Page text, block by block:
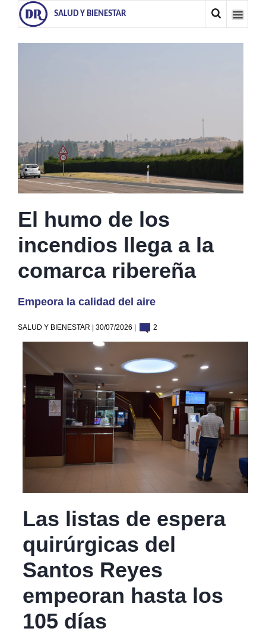
SALUD Y BIENESTAR
El humo de los
incendios llega a la
comarca ribereña
Empeora la calidad del aire
SALUD Y BIENESTAR | 30/07/2026 | 2
Las listas de espera
quirúrgicas del
Santos Reyes
empeoran hasta los
105 días